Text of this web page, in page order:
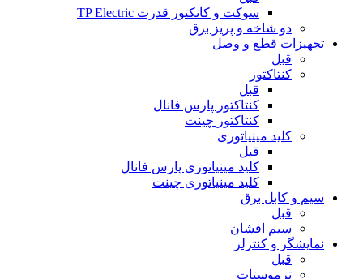
سوکت و کانکتور قدرت TP Electric
دو شاخه و پریز برق
تجهیزات قطع و وصل
قبل
کنتاکتور
قبل
کنتاکتور پارس فانال
کنتاکتور چینت
کلید مینیاتوری
قبل
کلید مینیاتوری پارس فانال
کلید مینیاتوری چینت
سیم و کابل برق
قبل
سیم افشان
نمایشگر و کنترلر
قبل
ترموستات